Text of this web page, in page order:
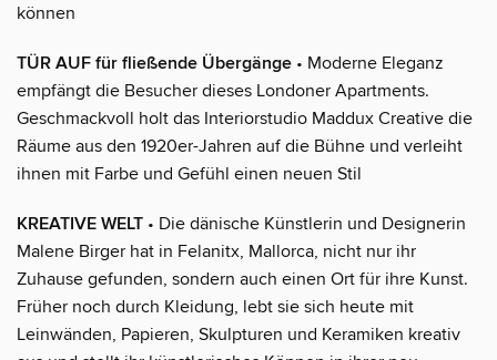
können
TÜR AUF für fließende Übergänge • Moderne Eleganz
empfängt die Besucher dieses Londoner Apartments.
Geschmackvoll holt das Interiorstudio Maddux Creative die
Räume aus den 1920er-Jahren auf die Bühne und verleiht
ihnen mit Farbe und Gefühl einen neuen Stil
KREATIVE WELT • Die dänische Künstlerin und Designerin
Malene Birger hat in Felanitx, Mallorca, nicht nur ihr
Zuhause gefunden, sondern auch einen Ort für ihre Kunst.
Früher noch durch Kleidung, lebt sie sich heute mit
Leinwänden, Papieren, Skulpturen und Keramiken kreativ